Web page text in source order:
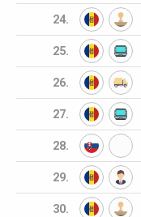
24.
25.
26.
27.
28.
29.
30.